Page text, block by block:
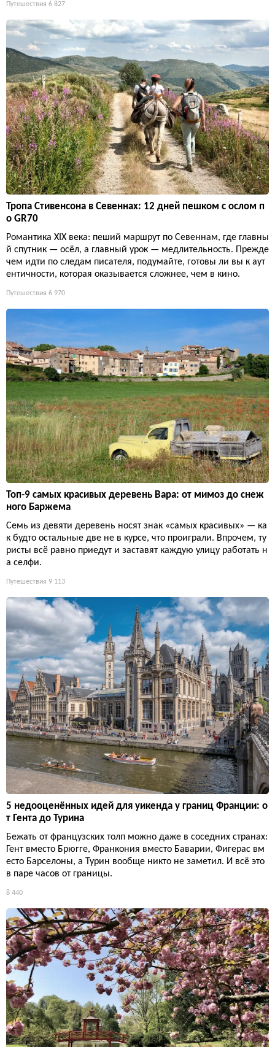
Путешествия 6 827
Тропа Стивенсона в Севеннах: 12 дней пешком с ослом п
о GR70
Романтика XIX века: пеший маршрут по Севеннам, где главны
й спутник — осёл, а главный урок — медлительность. Прежде
чем идти по следам писателя, подумайте, готовы ли вы к аут
ентичности, которая оказывается сложнее, чем в кино.
Путешествия 6 970
Топ-9 самых красивых деревень Вара: от мимоз до снеж
ного Баржема
Семь из девяти деревень носят знак «самых красивых» — ка
к будто остальные две не в курсе, что проиграли. Впрочем, ту
ристы всё равно приедут и заставят каждую улицу работать н
а селфи.
Путешествия 9 113
5 недооценённых идей для уикенда у границ Франции: о
т Гента до Турина
Бежать от французских толп можно даже в соседних странах:
Гент вместо Брюгге, Франкония вместо Баварии, Фигерас вм
есто Барселоны, а Турин вообще никто не заметил. И всё это
в паре часов от границы.
8 440